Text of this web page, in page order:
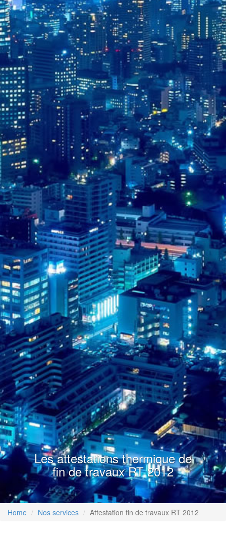
Les attestations thermique de
fin de travaux RT 2012
Home Nos services Attestation fin de travaux RT 2012